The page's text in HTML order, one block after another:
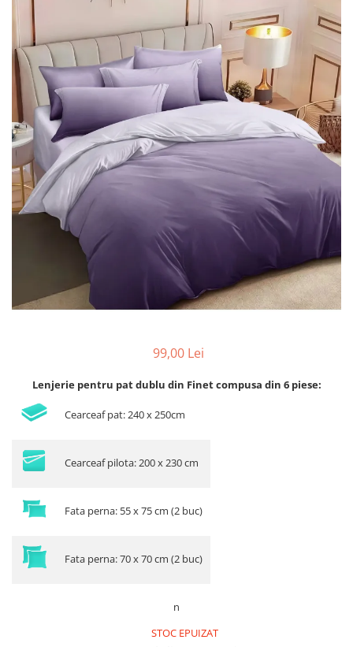
Lenjerii de pat Bumbac Poplin
Lenjerii de pat Catifea
Lenjerii de pat Damasc
Lenjerii de pat Finet + 2 Draperii
Lenjerii de pat Finet cu PLIURI
Lenjerii de pat finet Home
Lenjerii de pat Saten 4 piese cu
elastic
99,00 Lei
Lenjerie pentru pat dublu din Finet compusa din 6 piese:
Cearceaf pat: 240 x 250cm
Cearceaf pilota: 200 x 230 cm
Fata perna: 55 x 75 cm (2 buc)
Fata perna: 70 x 70 cm (2 buc)
n
STOC EPUIZAT